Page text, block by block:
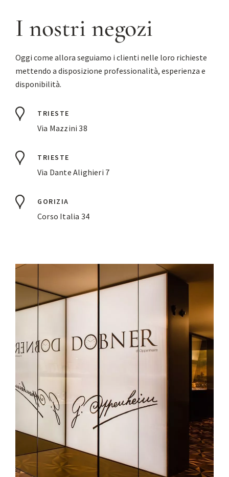
I nostri negozi
Oggi come allora seguiamo i clienti nelle loro richieste
mettendo a disposizione professionalità, esperienza e
disponibilità.
TRIESTE
Via Mazzini 38
TRIESTE
Via Dante Alighieri 7
GORIZIA
Corso Italia 34